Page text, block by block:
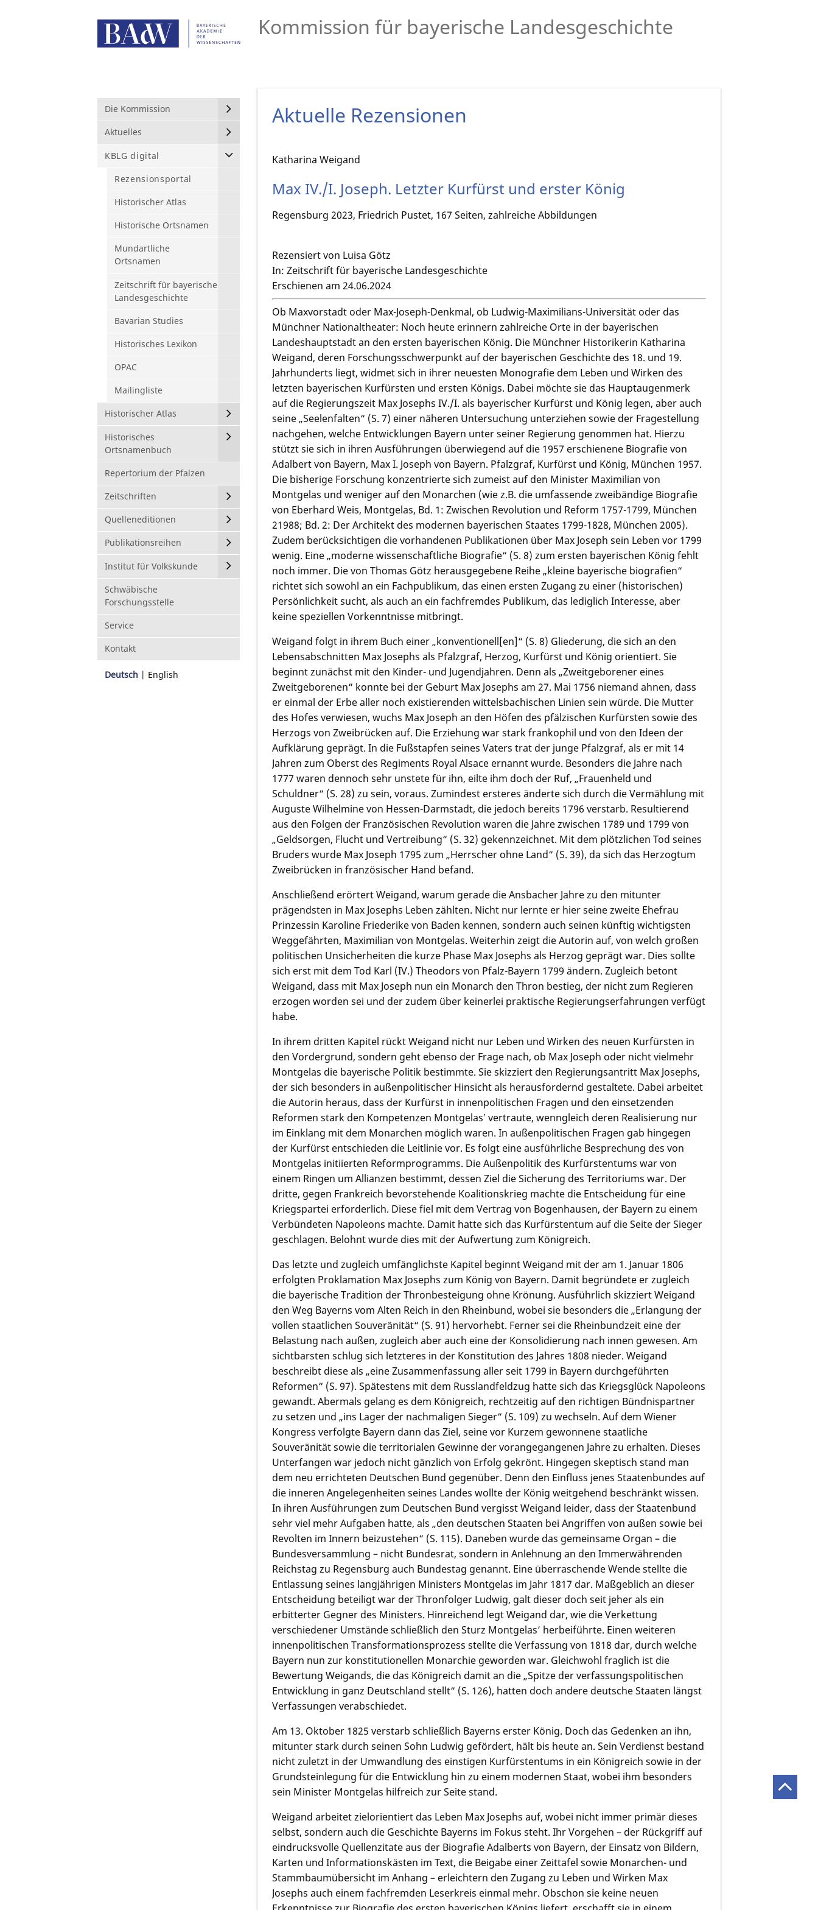
Kommission für bayerische Landesgeschichte
Die Kommission
Aktuelles
KBLG digital
Rezensionsportal
Historischer Atlas
Historische Ortsnamen
Mundartliche
Ortsnamen
Zeitschrift für bayerische
Landesgeschichte
Bavarian Studies
Historisches Lexikon
OPAC
Mailingliste
Historischer Atlas
Historisches
Ortsnamenbuch
Repertorium der Pfalzen
Zeitschriften
Quelleneditionen
Publikationsreihen
Institut für Volkskunde
Schwäbische
Forschungsstelle
Service
Kontakt
Deutsch English
Aktuelle Rezensionen
Katharina Weigand
Max IV./I. Joseph. Letzter Kurfürst und erster König
Regensburg 2023, Friedrich Pustet, 167 Seiten, zahlreiche Abbildungen
Rezensiert von Luisa Götz
In: Zeitschrift für bayerische Landesgeschichte
Erschienen am 24.06.2024
Ob Maxvorstadt oder Max-Joseph-Denkmal, ob Ludwig-Maximilians-Universität oder das
Münchner Nationaltheater: Noch heute erinnern zahlreiche Orte in der bayerischen
Landeshauptstadt an den ersten bayerischen König. Die Münchner Historikerin Katharina
Weigand, deren Forschungsschwerpunkt auf der bayerischen Geschichte des 18. und 19.
Jahrhunderts liegt, widmet sich in ihrer neuesten Monografie dem Leben und Wirken des
letzten bayerischen Kurfürsten und ersten Königs. Dabei möchte sie das Hauptaugenmerk
auf die Regierungszeit Max Josephs IV./I. als bayerischer Kurfürst und König legen, aber auch
seine „Seelenfalten“ (S. 7) einer näheren Untersuchung unterziehen sowie der Fragestellung
nachgehen, welche Entwicklungen Bayern unter seiner Regierung genommen hat. Hierzu
stützt sie sich in ihren Ausführungen überwiegend auf die 1957 erschienene Biografie von
Adalbert von Bayern, Max I. Joseph von Bayern. Pfalzgraf, Kurfürst und König, München 1957.
Die bisherige Forschung konzentrierte sich zumeist auf den Minister Maximilian von
Montgelas und weniger auf den Monarchen (wie z.B. die umfassende zweibändige Biografie
von Eberhard Weis, Montgelas, Bd. 1: Zwischen Revolution und Reform 1757-1799, München
21988; Bd. 2: Der Architekt des modernen bayerischen Staates 1799-1828, München 2005).
Zudem berücksichtigen die vorhandenen Publikationen über Max Joseph sein Leben vor 1799
wenig. Eine „moderne wissenschaftliche Biografie“ (S. 8) zum ersten bayerischen König fehlt
noch immer. Die von Thomas Götz herausgegebene Reihe „kleine bayerische biografien“
richtet sich sowohl an ein Fachpublikum, das einen ersten Zugang zu einer (historischen)
Persönlichkeit sucht, als auch an ein fachfremdes Publikum, das lediglich Interesse, aber
keine speziellen Vorkenntnisse mitbringt.
Weigand folgt in ihrem Buch einer „konventionell[en]“ (S. 8) Gliederung, die sich an den
Lebensabschnitten Max Josephs als Pfalzgraf, Herzog, Kurfürst und König orientiert. Sie
beginnt zunächst mit den Kinder- und Jugendjahren. Denn als „Zweitgeborener eines
Zweitgeborenen“ konnte bei der Geburt Max Josephs am 27. Mai 1756 niemand ahnen, dass
er einmal der Erbe aller noch existierenden wittelsbachischen Linien sein würde. Die Mutter
des Hofes verwiesen, wuchs Max Joseph an den Höfen des pfälzischen Kurfürsten sowie des
Herzogs von Zweibrücken auf. Die Erziehung war stark frankophil und von den Ideen der
Aufklärung geprägt. In die Fußstapfen seines Vaters trat der junge Pfalzgraf, als er mit 14
Jahren zum Oberst des Regiments Royal Alsace ernannt wurde. Besonders die Jahre nach
1777 waren dennoch sehr unstete für ihn, eilte ihm doch der Ruf, „Frauenheld und
Schuldner“ (S. 28) zu sein, voraus. Zumindest ersteres änderte sich durch die Vermählung mit
Auguste Wilhelmine von Hessen-Darmstadt, die jedoch bereits 1796 verstarb. Resultierend
aus den Folgen der Französischen Revolution waren die Jahre zwischen 1789 und 1799 von
„Geldsorgen, Flucht und Vertreibung“ (S. 32) gekennzeichnet. Mit dem plötzlichen Tod seines
Bruders wurde Max Joseph 1795 zum „Herrscher ohne Land“ (S. 39), da sich das Herzogtum
Zweibrücken in französischer Hand befand.
Anschließend erörtert Weigand, warum gerade die Ansbacher Jahre zu den mitunter
prägendsten in Max Josephs Leben zählten. Nicht nur lernte er hier seine zweite Ehefrau
Prinzessin Karoline Friederike von Baden kennen, sondern auch seinen künftig wichtigsten
Weggefährten, Maximilian von Montgelas. Weiterhin zeigt die Autorin auf, von welch großen
politischen Unsicherheiten die kurze Phase Max Josephs als Herzog geprägt war. Dies sollte
sich erst mit dem Tod Karl (IV.) Theodors von Pfalz-Bayern 1799 ändern. Zugleich betont
Weigand, dass mit Max Joseph nun ein Monarch den Thron bestieg, der nicht zum Regieren
erzogen worden sei und der zudem über keinerlei praktische Regierungserfahrungen verfügt
habe.
In ihrem dritten Kapitel rückt Weigand nicht nur Leben und Wirken des neuen Kurfürsten in
den Vordergrund, sondern geht ebenso der Frage nach, ob Max Joseph oder nicht vielmehr
Montgelas die bayerische Politik bestimmte. Sie skizziert den Regierungsantritt Max Josephs,
der sich besonders in außenpolitischer Hinsicht als herausfordernd gestaltete. Dabei arbeitet
die Autorin heraus, dass der Kurfürst in innenpolitischen Fragen und den einsetzenden
Reformen stark den Kompetenzen Montgelasʼ vertraute, wenngleich deren Realisierung nur
im Einklang mit dem Monarchen möglich waren. In außenpolitischen Fragen gab hingegen
der Kurfürst entschieden die Leitlinie vor. Es folgt eine ausführliche Besprechung des von
Montgelas initiierten Reformprogramms. Die Außenpolitik des Kurfürstentums war von
einem Ringen um Allianzen bestimmt, dessen Ziel die Sicherung des Territoriums war. Der
dritte, gegen Frankreich bevorstehende Koalitionskrieg machte die Entscheidung für eine
Kriegspartei erforderlich. Diese fiel mit dem Vertrag von Bogenhausen, der Bayern zu einem
Verbündeten Napoleons machte. Damit hatte sich das Kurfürstentum auf die Seite der Sieger
geschlagen. Belohnt wurde dies mit der Aufwertung zum Königreich.
Das letzte und zugleich umfänglichste Kapitel beginnt Weigand mit der am 1. Januar 1806
erfolgten Proklamation Max Josephs zum König von Bayern. Damit begründete er zugleich
die bayerische Tradition der Thronbesteigung ohne Krönung. Ausführlich skizziert Weigand
den Weg Bayerns vom Alten Reich in den Rheinbund, wobei sie besonders die „Erlangung der
vollen staatlichen Souveränität“ (S. 91) hervorhebt. Ferner sei die Rheinbundzeit eine der
Belastung nach außen, zugleich aber auch eine der Konsolidierung nach innen gewesen. Am
sichtbarsten schlug sich letzteres in der Konstitution des Jahres 1808 nieder. Weigand
beschreibt diese als „eine Zusammenfassung aller seit 1799 in Bayern durchgeführten
Reformen“ (S. 97). Spätestens mit dem Russlandfeldzug hatte sich das Kriegsglück Napoleons
gewandt. Abermals gelang es dem Königreich, rechtzeitig auf den richtigen Bündnispartner
zu setzen und „ins Lager der nachmaligen Sieger“ (S. 109) zu wechseln. Auf dem Wiener
Kongress verfolgte Bayern dann das Ziel, seine vor Kurzem gewonnene staatliche
Souveränität sowie die territorialen Gewinne der vorangegangenen Jahre zu erhalten. Dieses
Unterfangen war jedoch nicht gänzlich von Erfolg gekrönt. Hingegen skeptisch stand man
dem neu errichteten Deutschen Bund gegenüber. Denn den Einfluss jenes Staatenbundes auf
die inneren Angelegenheiten seines Landes wollte der König weitgehend beschränkt wissen.
In ihren Ausführungen zum Deutschen Bund vergisst Weigand leider, dass der Staatenbund
sehr viel mehr Aufgaben hatte, als „den deutschen Staaten bei Angriffen von außen sowie bei
Revolten im Innern beizustehen“ (S. 115). Daneben wurde das gemeinsame Organ – die
Bundesversammlung – nicht Bundesrat, sondern in Anlehnung an den Immerwährenden
Reichstag zu Regensburg auch Bundestag genannt. Eine überraschende Wende stellte die
Entlassung seines langjährigen Ministers Montgelas im Jahr 1817 dar. Maßgeblich an dieser
Entscheidung beteiligt war der Thronfolger Ludwig, galt dieser doch seit jeher als ein
erbitterter Gegner des Ministers. Hinreichend legt Weigand dar, wie die Verkettung
verschiedener Umstände schließlich den Sturz Montgelas’ herbeiführte. Einen weiteren
innenpolitischen Transformationsprozess stellte die Verfassung von 1818 dar, durch welche
Bayern nun zur konstitutionellen Monarchie geworden war. Gleichwohl fraglich ist die
Bewertung Weigands, die das Königreich damit an die „Spitze der verfassungspolitischen
Entwicklung in ganz Deutschland stellt“ (S. 126), hatten doch andere deutsche Staaten längst
Verfassungen verabschiedet.
Am 13. Oktober 1825 verstarb schließlich Bayerns erster König. Doch das Gedenken an ihn,
mitunter stark durch seinen Sohn Ludwig gefördert, hält bis heute an. Sein Verdienst bestand
nicht zuletzt in der Umwandlung des einstigen Kurfürstentums in ein Königreich sowie in der
Grundsteinlegung für die Entwicklung hin zu einem modernen Staat, wobei ihm besonders
sein Minister Montgelas hilfreich zur Seite stand.
Weigand arbeitet zielorientiert das Leben Max Josephs auf, wobei nicht immer primär dieses
selbst, sondern auch die Geschichte Bayerns im Fokus steht. Ihr Vorgehen – der Rückgriff auf
eindrucksvolle Quellenzitate aus der Biografie Adalberts von Bayern, der Einsatz von Bildern,
Karten und Informationskästen im Text, die Beigabe einer Zeittafel sowie Monarchen- und
Stammbaumübersicht im Anhang – erleichtern den Zugang zu Leben und Wirken Max
Josephs auch einem fachfremden Leserkreis einmal mehr. Obschon sie keine neuen